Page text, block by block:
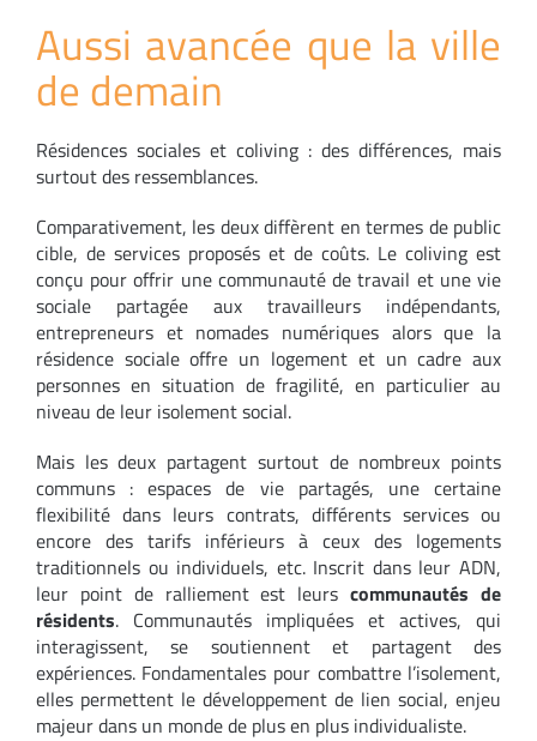
Aussi avancée que la ville
de demain
Résidences sociales et coliving : des différences, mais
surtout des ressemblances.
Comparativement, les deux diffèrent en termes de public
cible, de services proposés et de coûts. Le coliving est
conçu pour offrir une communauté de travail et une vie
sociale partagée aux travailleurs indépendants,
entrepreneurs et nomades numériques alors que la
résidence sociale offre un logement et un cadre aux
personnes en situation de fragilité, en particulier au
niveau de leur isolement social.
Mais les deux partagent surtout de nombreux points
communs : espaces de vie partagés, une certaine
flexibilité dans leurs contrats, différents services ou
encore des tarifs inférieurs à ceux des logements
traditionnels ou individuels, etc. Inscrit dans leur ADN,
leur point de ralliement est leurscommunautés de
résidents. Communautés impliquées et actives, qui
interagissent, se soutiennent et partagent des
expériences. Fondamentales pour combattre l’isolement,
elles permettent le développement de lien social, enjeu
majeur dans un monde de plus en plus individualiste.